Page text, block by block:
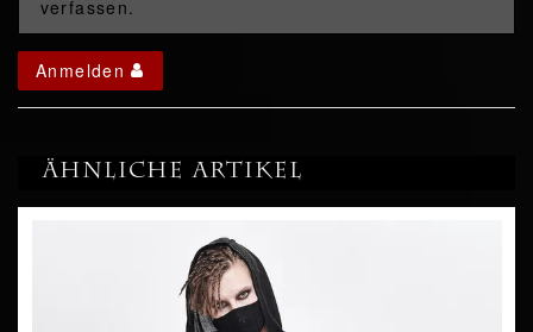
verfassen.
Anmelden
Ähnliche Artikel